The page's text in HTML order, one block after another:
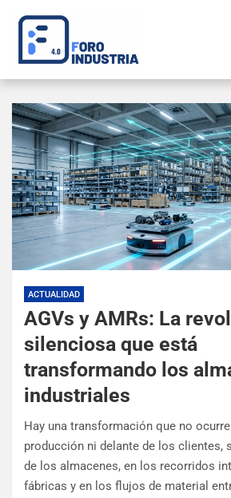
ACTUALIDAD
AGVs y AMRs: La
silenciosa que está
transformando los
industriales
Hay una transformación que no
producción ni delante de los clientes,
de los almacenes, en los recorridos
fábricas y en los flujos de material